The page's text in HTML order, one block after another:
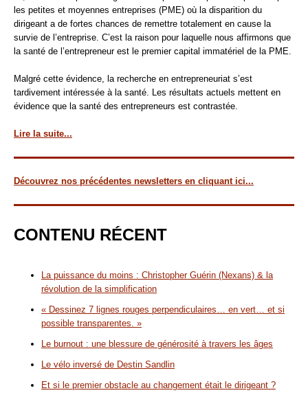
les petites et moyennes entreprises (PME) où la disparition du
dirigeant a de fortes chances de remettre totalement en cause la
survie de l’entreprise. C’est la raison pour laquelle nous affirmons que
la santé de l’entrepreneur est le premier capital immatériel de la PME.
Malgré cette évidence, la recherche en entrepreneuriat s’est
tardivement intéressée à la santé. Les résultats actuels mettent en
évidence que la santé des entrepreneurs est contrastée.
Lire la suite...
Découvrez nos précédentes newsletters en cliquant ici...
CONTENU RÉCENT
La puissance du moins : Christopher Guérin (Nexans) & la
révolution de la simplification
« Dessinez 7 lignes rouges perpendiculaires… en vert… et si
possible transparentes. »
Le burnout : une blessure de générosité à travers les âges
Le vélo inversé de Destin Sandlin
Et si le premier obstacle au changement était le dirigeant ?